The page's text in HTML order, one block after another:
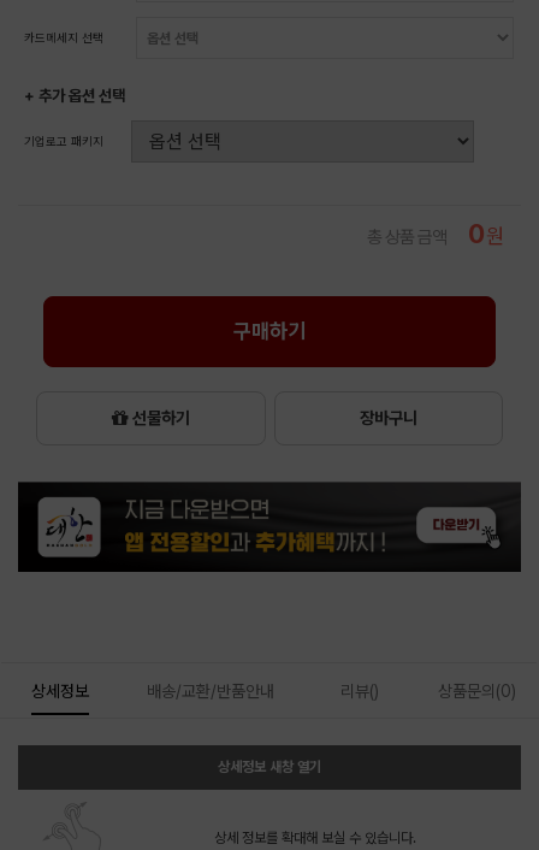
카드메세지 선택
+ 추가 옵션 선택
기업로고 패키지
총 상품 금액 0원
구매하기
선물하기 장바구니
상세정보 배송/교환/반품안내 리뷰() 상품문의(0)
상세정보 새창 열기
상세 정보를 확대해 보실 수 있습니다.